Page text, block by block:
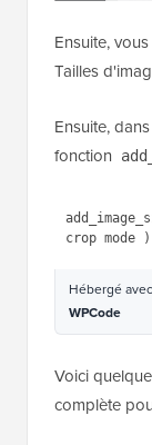
Ensuite,
Ensuite,
fonction